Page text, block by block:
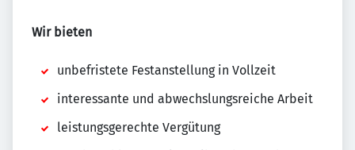
Wir bieten
unbefristete Festanstellung in Vollzeit
interessante und abwechslungsreiche Arbeit
leistungsgerechte Vergütung